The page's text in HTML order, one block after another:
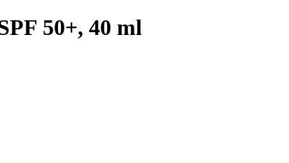
50+, 40 ml